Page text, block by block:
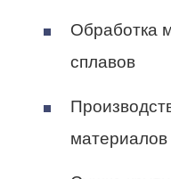
Обработка
сплавов
материалов